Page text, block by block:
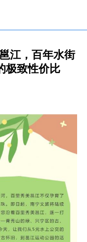
江，百年水街
极致性价比